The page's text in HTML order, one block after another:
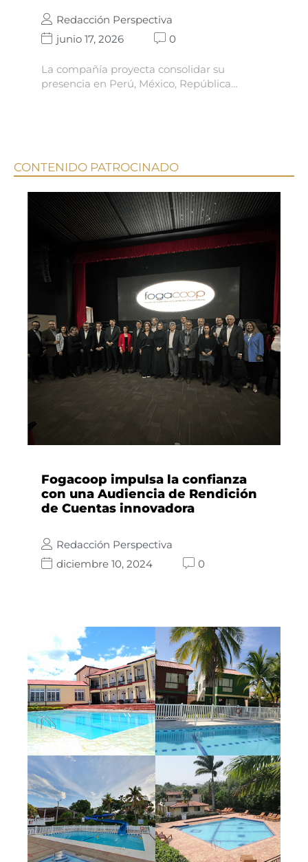
Redacción Perspectiva
junio 17, 2026
0
La compañía proyecta consolidar su
presencia en Perú, México, República…
CONTENIDO PATROCINADO
Fogacoop impulsa la confianza
con una Audiencia de Rendición
de Cuentas innovadora
Redacción Perspectiva
diciembre 10, 2024
0